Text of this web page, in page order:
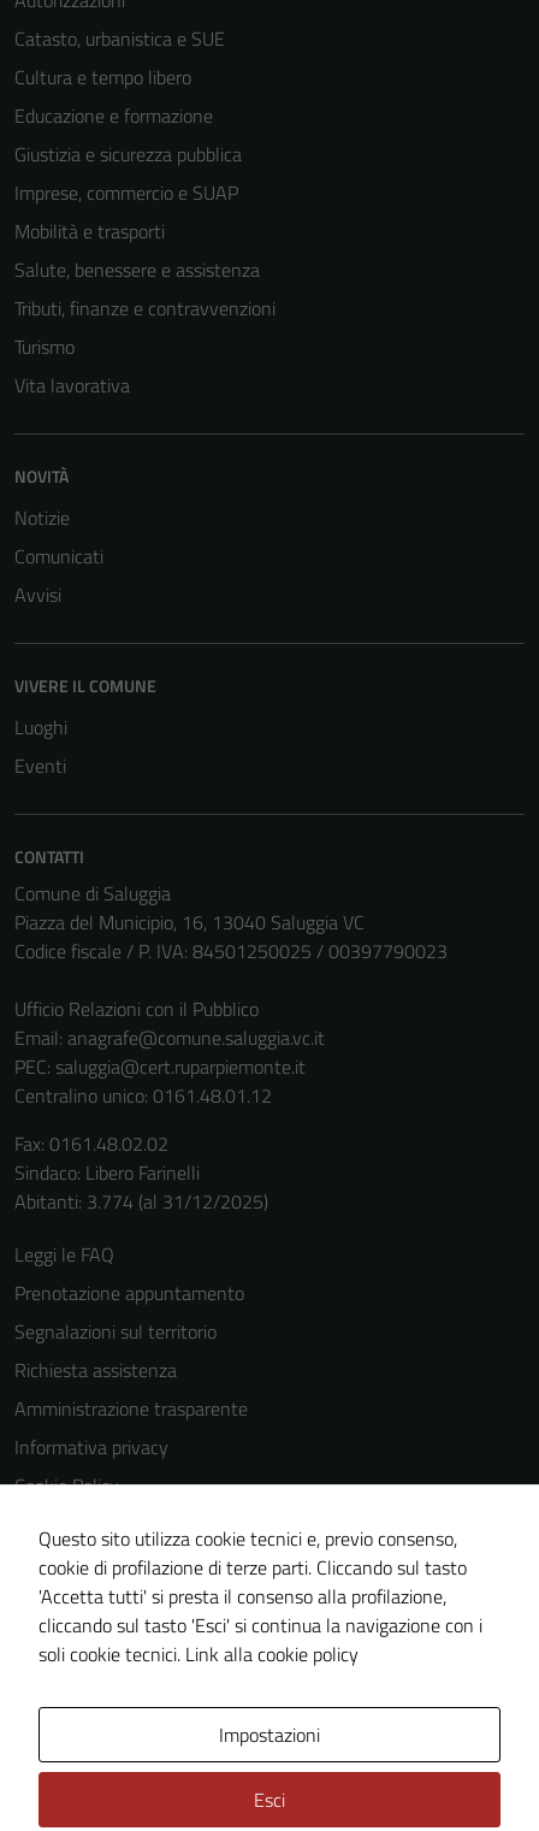
Catasto, urbanistica e SUE
Cultura e tempo libero
Educazione e formazione
Giustizia e sicurezza pubblica
Imprese, commercio e SUAP
Mobilità e trasporti
Salute, benessere e assistenza
Tributi, finanze e contravvenzioni
Turismo
Vita lavorativa
NOVITÀ
Notizie
Comunicati
Avvisi
VIVERE IL COMUNE
Luoghi
Eventi
CONTATTI
Comune di Saluggia
Piazza del Municipio, 16, 13040 Saluggia VC
Codice fiscale / P. IVA: 84501250025 / 00397790023
Ufficio Relazioni con il Pubblico
Email: anagrafe@comune.saluggia.vc.it
PEC: saluggia@cert.ruparpiemonte.it
Centralino unico: 0161.48.01.12
Fax: 0161.48.02.02
Sindaco: Libero Farinelli
Abitanti: 3.774 (al 31/12/2025)
Leggi le FAQ
Prenotazione appuntamento
Segnalazioni sul territorio
Richiesta assistenza
Amministrazione trasparente
Informativa privacy
Cookie Policy
Note legali
Dichiarazione di accessibilità
Piano di miglioramento del sito
Statistiche sito web
Questo sito utilizza cookie tecnici e, previo consenso,
cookie di profilazione di terze parti. Cliccando sul tasto
'Accetta tutti' si presta il consenso alla profilazione,
cliccando sul tasto 'Esci' si continua la navigazione con i
soli cookie tecnici. Link alla cookie policy
Impostazioni
Esci